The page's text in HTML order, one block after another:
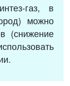
газ, в
можно
(снижение